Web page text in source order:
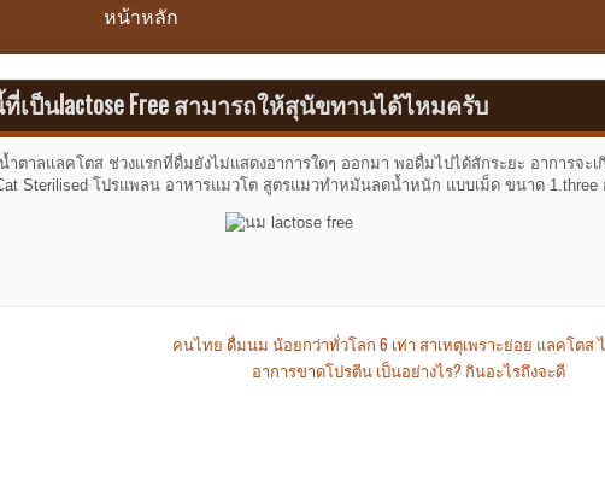
หน้าหลัก
เป็นlactose Free สามารถให้สุนัขทานได้ไหมครับ
ำตาลแลคโตส ช่วงแรกที่ดื่มยังไม่แสดงอาการใดๆ ออกมา พอดื่มไปได้สักระยะ อาการจ
Sterilised โปรแพลน อาหารแมวโต สูตรแมวทำหมันลดน้ำหนัก แบบเม็ด ขนาด 1.three
คนไทย ดื่มนม น้อยกว่าทั่วโลก 6 เท่า สาเหตุเพราะย่อย แลคโตส
อาการขาดโปรตีน เป็นอย่างไร? กินอะไรถึงจะดี